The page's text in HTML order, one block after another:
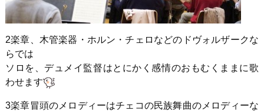
2楽章、木管楽器・ホルン・チェロなどのドヴォルザークな
らでは
ソロを、デュメイ監督はとにかく感情のおもむくままに歌
わせます
3楽章冒頭のメロディーはチェコの民族舞曲のメロディーな